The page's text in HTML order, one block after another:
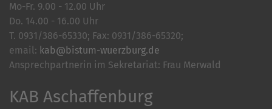
Mo-Fr. 9.00 - 12.00 Uhr
Do. 14.00 - 16.00 Uhr
T. 0931/386-65330; Fax: 0931/386-65320;
email: kab@bistum-wuerzburg.de
Ansprechpartnerin im Sekretariat: Frau Merwald
KAB Aschaffenburg